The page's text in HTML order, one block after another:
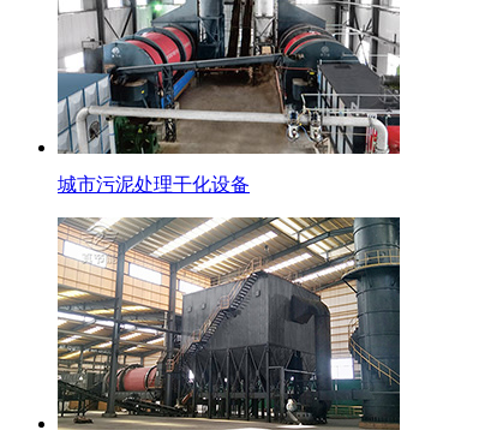
城市污泥处理干化设备